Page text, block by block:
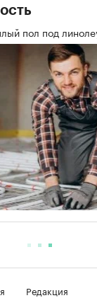
пол под
Редакция